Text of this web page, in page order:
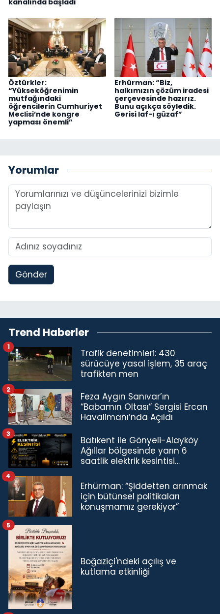
Öztürkler:
“Yükseköğrenimin
mutfağındaki
öğrencilerin Cumhuriyet
Meclisi’nde kongre
yapması önemli”
Erhürman: “Biz,
halkımızın çözüm iradesi
çerçevesinde hazırız.
Bunu açıkça söyledik.
Gerisi laf-ı güzaf”
Yorumlar
Gönder
Trend Haberler
Trafik denetimleri: 430
sürücüye yasal işlem, 35 araç
trafikten men
1
Feza Aygın Sanıvar’ın
“Babamın Oltası” Sergisi Ercan
Havalimanı’nda Açıldı
2
Batıkent ile Gönyeli-Alayköy
Ağıllar bölgesinde yarın 6
saatlik elektrik kesintisi…
3
Erhürman: “Şiddetten arınmak
için bütünsel politikaları
konuşmamız gerekiyor”
4
Boğaziçi'ndeki açılış ve
kutlama etkinliği
5